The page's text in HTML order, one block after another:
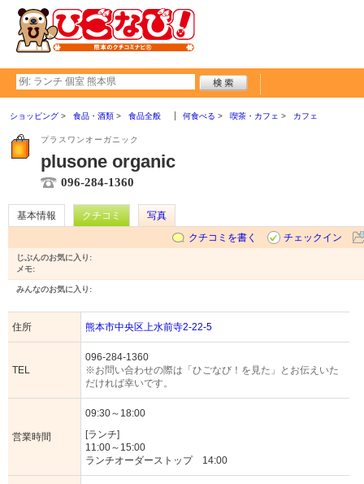
ショッピング 食品・酒類 食品全般 何食べる 喫茶・カフェ カフェ
プラスワンオーガニック
plusone organic
096-284-1360
基本情報 クチコミ
写真
クチコミを書く
チェックイン
じぶんのお気に入り:
メモ:
みんなのお気に入り:
住所 熊本市中央区上水前寺2-22-5
TEL
096-284-1360
※お問い合わせの際は「ひごなび！を見た」とお伝えいた
だければ幸いです。
営業時間
09:30～18:00
[ランチ]
11:00～15:00
ランチオーダーストップ 14:00